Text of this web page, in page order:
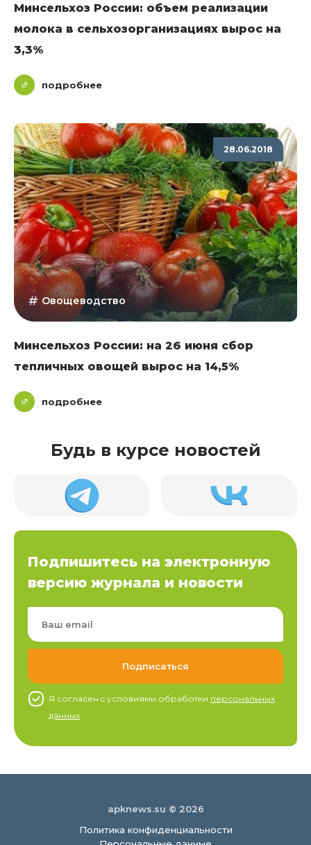
Минсельхоз России: объем реализации
молока в сельхозорганизациях вырос на
3,3%
подробнее
28.06.2018
Овощеводство
Минсельхоз России: на 26 июня сбор
тепличных овощей вырос на 14,5%
подробнее
Будь в курсе новостей
Подпишитесь на электронную
версию журнала и новости
Я согласен c условиями обработки персональных
данных
apknews.su © 2026
Политика конфиденциальности